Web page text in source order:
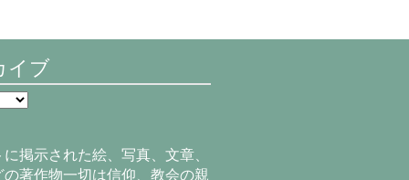
イブ
掲示された絵、写真、文章、
の著作物一切は信仰、教会の親